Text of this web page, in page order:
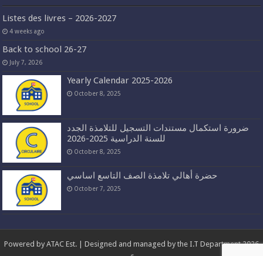
Listes des livres – 2026-2027
4 weeks ago
Back to school 26-27
July 7, 2026
Yearly Calendar 2025-2026
October 8, 2025
ضرورة استكمال مستندات التسجيل للتلامذة الجدد
للسنة الدراسية 2025-2026
October 8, 2025
حضرة أهالي تلامذة الصف التاسع اساسي
October 7, 2025
Powered by ATAC Est. | Designed and managed by the I.T Department 2026